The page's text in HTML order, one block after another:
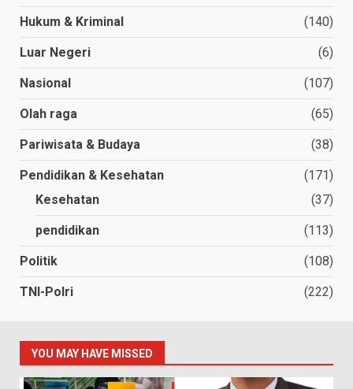
Hukum & Kriminal (140)
Luar Negeri (6)
Nasional (107)
Olah raga (65)
Pariwisata & Budaya (38)
Pendidikan & Kesehatan
(171)
Kesehatan
(37)
pendidikan (113)
Politik (108)
TNI-Polri (222)
YOU MAY HAVE MISSED